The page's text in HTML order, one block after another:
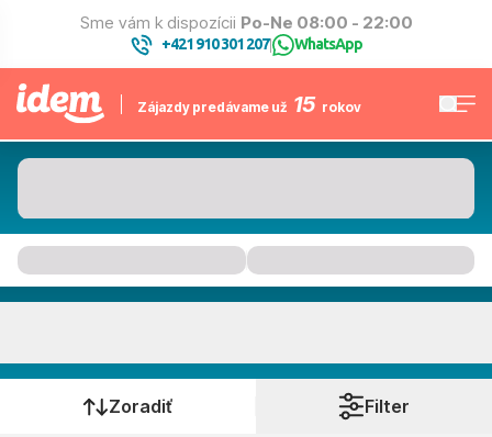
Sme vám k dispozícii Po-Ne 08:00 - 22:00
+421 910 301 207| WhatsApp
Zájazdy predávame už 15 rokov
Kedy cestujete?
Zoradiť Filter